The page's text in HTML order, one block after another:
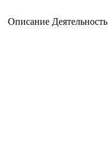
Описание Деятельность